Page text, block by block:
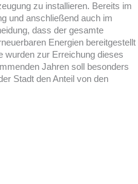
zu installieren. Bereits im
und anschließend auch im
dass der gesamte
Energien bereitgestellt
wurden zur Erreichung dieses
Jahren soll besonders
Stadt den Anteil von den